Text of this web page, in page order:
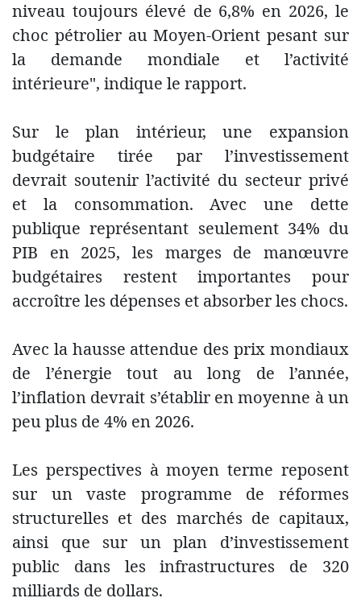
niveau toujours élevé de 6,8% en 2026, le
choc pétrolier au Moyen-Orient pesant sur
la demande mondiale et l’activité
intérieure", indique le rapport.
Sur le plan intérieur, une expansion
budgétaire tirée par l’investissement
devrait soutenir l’activité du secteur privé
et la consommation. Avec une dette
publique représentant seulement 34% du
PIB en 2025, les marges de manœuvre
budgétaires restent importantes pour
accroître les dépenses et absorber les chocs.
Avec la hausse attendue des prix mondiaux
de l’énergie tout au long de l’année,
l’inflation devrait s’établir en moyenne à un
peu plus de 4% en 2026.
Les perspectives à moyen terme reposent
sur un vaste programme de réformes
structurelles et des marchés de capitaux,
ainsi que sur un plan d’investissement
public dans les infrastructures de 320
milliards de dollars.